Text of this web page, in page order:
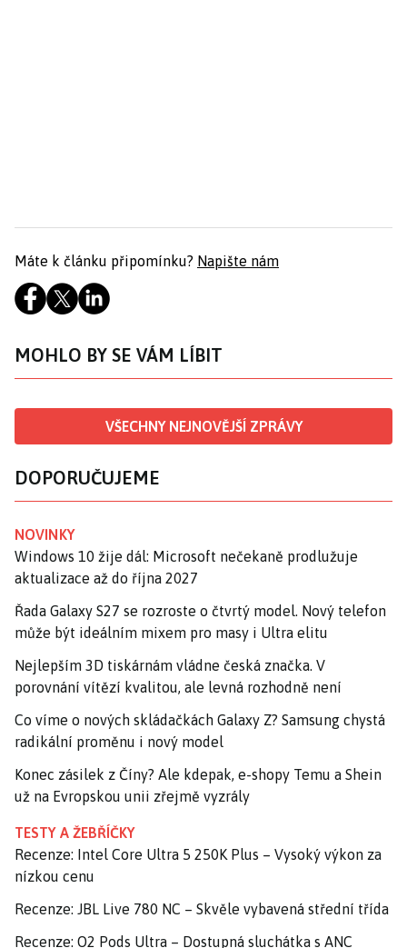
Máte k článku připomínku? Napište nám
MOHLO BY SE VÁM LÍBIT
VŠECHNY NEJNOVĚJŠÍ ZPRÁVY
DOPORUČUJEME
NOVINKY
Windows 10 žije dál: Microsoft nečekaně prodlužuje
aktualizace až do října 2027
Řada Galaxy S27 se rozroste o čtvrtý model. Nový telefon
může být ideálním mixem pro masy i Ultra elitu
Nejlepším 3D tiskárnám vládne česká značka. V
porovnání vítězí kvalitou, ale levná rozhodně není
Co víme o nových skládačkách Galaxy Z? Samsung chystá
radikální proměnu i nový model
Konec zásilek z Číny? Ale kdepak, e-shopy Temu a Shein
už na Evropskou unii zřejmě vyzrály
TESTY A ŽEBŘÍČKY
Recenze: Intel Core Ultra 5 250K Plus – Vysoký výkon za
nízkou cenu
Recenze: JBL Live 780 NC – Skvěle vybavená střední třída
Recenze: O2 Pods Ultra – Dostupná sluchátka s ANC